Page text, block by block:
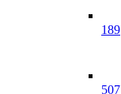
189
507